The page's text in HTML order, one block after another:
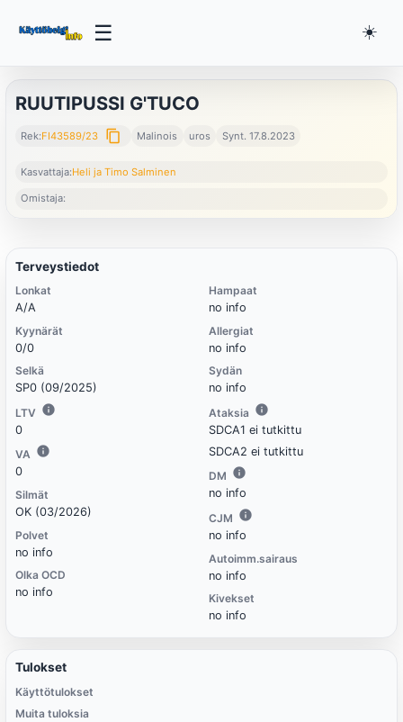
☰ ☀️
RUUTIPUSSI G'TUCO
Rek:FI43589/23 content_copy Malinois uros Synt. 17.8.2023
Kasvattaja:Heli ja Timo Salminen
Omistaja:
Terveystiedot
Lonkat
A/A
Kyynärät
0/0
Selkä
SP0 (09/2025)
LTV
0
VA
0
Silmät
OK (03/2026)
Polvet
no info
Olka OCD
no info
Hampaat
no info
Allergiat
no info
Sydän
no info
Ataksia
SDCA1 ei tutkittu
SDCA2 ei tutkittu
DM
no info
CJM
no info
Autoimm.sairaus
no info
Kivekset
no info
Tulokset
Käyttötulokset
Muita tuloksia